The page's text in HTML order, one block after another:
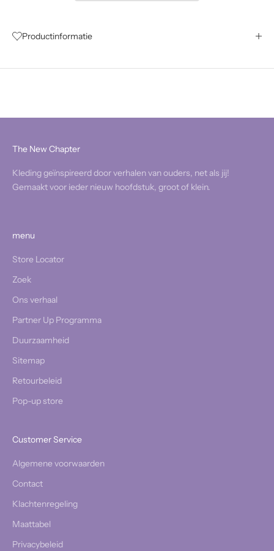
Productinformatie
The New Chapter
Kleding geïnspireerd door verhalen van ouders, net als jij!
Gemaakt voor ieder nieuw hoofdstuk, groot of klein.
menu
Store Locator
Zoek
Ons verhaal
Partner Up Programma
Duurzaamheid
Sitemap
Retourbeleid
Pop-up store
Customer Service
Algemene voorwaarden
Contact
Klachtenregeling
Maattabel
Privacybeleid